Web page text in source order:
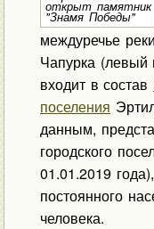
открыт памятник
"Знамя Победы"
междуречье
Чапурка (левый
входит в состав
поселения
данным,
городского
01.01.2019
постоянного
человека.